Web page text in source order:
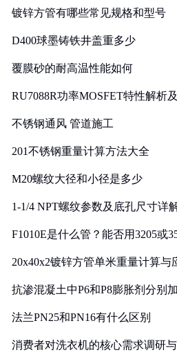
镀锌方管有哪些常见规格和型号
D400球墨铸铁井盖重多少
覆膜砂的耐高温性能如何
RU7088R功率MOSFET特性解析
不锈钢通风 管道施工
201不锈钢重量计算方法大全
M20螺纹大径和小径是多少
1-1/4 NPT螺纹参数及底孔尺寸详
F1010E是什么管？能否用3205或
20x40x2镀锌方管单米重量计算与
抗渗混凝土中P6和P8膨胀剂分别
法兰PN25和PN16有什么区别
消费者对洗衣机的核心需求调研